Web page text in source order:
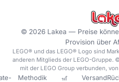
© 2026 Lakea — Preise
Provision über
LEGO® und das LEGO® Logo sind
anderen Mitglieds der LEGO-Gruppe.
mit der LEGO Group verbunden,
Methodik
🎢
Versand